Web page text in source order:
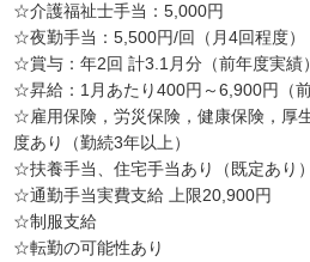
☆介護福祉士手当：5,000円
☆夜勤手当：5,500円/回（月4回程度）
☆賞与：年2回 計3.1月分（前年度実績）
☆昇給：1月あたり400円～6,900円（前
☆雇用保険，労災保険，健康保険，厚
度あり（勤続3年以上）
☆扶養手当、住宅手当あり（既定あり）
☆通勤手当実費支給 上限20,900円
☆制服支給
☆転勤の可能性あり